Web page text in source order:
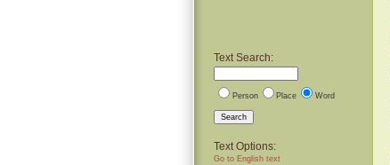
Text Search:
Person Place Word
Search
Text Options:
Go to English text